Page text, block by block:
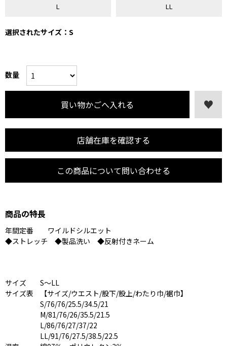
L LL
選択されたサイズ：S
数量
店舗在庫を確認する
この商品について問い合わせる
商品の特長
年間定番 ワイルドシルエット
◆ストレッチ ◆製品洗い ◆反射付きネーム
サイズ
S〜LL
サイズ表
【サイズ/ウエスト/股下/股上/わたり巾/裾巾】
S/76/76/25.5/34.5/21
M/81/76/26/35.5/21.5
L/86/76/27/37/22
LL/91/76/27.5/38.5/22.5